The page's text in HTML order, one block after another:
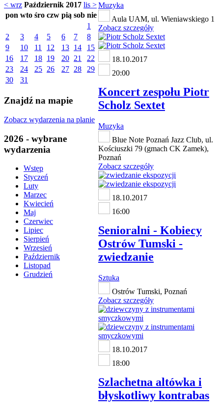
< wrz Październik 2017 lis >
pon wto śro czw pią sob nie
1
2
3 4 5 6 7
8
9
10 11 12 13 14
15
16
17 18 19 20 21
22
23
24 25 26 27 28
29
30
31
Znajdź na mapie
Zobacz wydarzenia na planie
2026 - wybrane
wydarzenia
Wstęp
Styczeń
Luty
Marzec
Kwiecień
Maj
Czerwiec
Lipiec
Sierpień
Wrzesień
Październik
Listopad
Grudzień
Muzyka
Aula UAM, ul. Wieniawskiego 1
Zobacz szczegóły
18.10.2017
20:00
Koncert zespołu Piotr
Scholz Sextet
Muzyka
Blue Note Poznań Jazz Club, ul.
Kościuszki 79 (gmach CK Zamek),
Poznań
Zobacz szczegóły
18.10.2017
16:00
Senioralni - Kobiecy
Ostrów Tumski -
zwiedzanie
Sztuka
Ostrów Tumski, Poznań
Zobacz szczegóły
18.10.2017
18:00
Szlachetna altówka i
błyskotliwy kontrabas